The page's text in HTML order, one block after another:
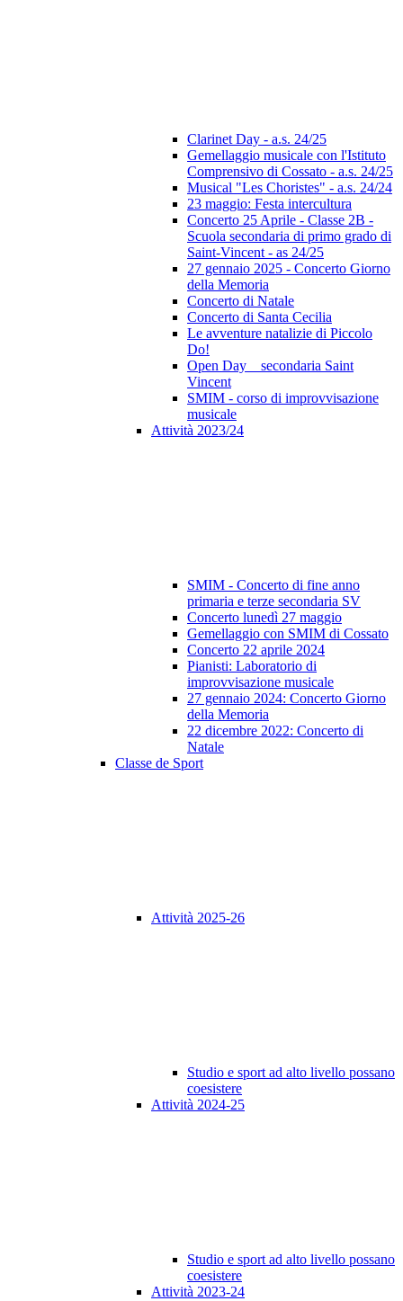
Clarinet Day - a.s. 24/25
Gemellaggio musicale con l'Istituto
Comprensivo di Cossato - a.s. 24/25
Musical "Les Choristes" - a.s. 24/24
23 maggio: Festa intercultura
Concerto 25 Aprile - Classe 2B -
Scuola secondaria di primo grado di
Saint-Vincent - as 24/25
27 gennaio 2025 - Concerto Giorno
della Memoria
Concerto di Natale
Concerto di Santa Cecilia
Le avventure natalizie di Piccolo
Do!
Open Day _ secondaria Saint
Vincent
SMIM - corso di improvvisazione
musicale
Attività 2023/24
SMIM - Concerto di fine anno
primaria e terze secondaria SV
Concerto lunedì 27 maggio
Gemellaggio con SMIM di Cossato
Concerto 22 aprile 2024
Pianisti: Laboratorio di
improvvisazione musicale
27 gennaio 2024: Concerto Giorno
della Memoria
22 dicembre 2022: Concerto di
Natale
Classe de Sport
Attività 2025-26
Studio e sport ad alto livello possano
coesistere
Attività 2024-25
Studio e sport ad alto livello possano
coesistere
Attività 2023-24